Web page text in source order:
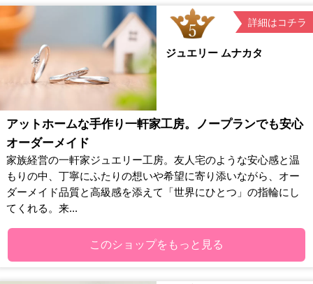
詳細はコチラ
ジュエリー ムナカタ
アットホームな手作り一軒家工房。ノープランでも安心
オーダーメイド
家族経営の一軒家ジュエリー工房。友人宅のような安心感と温
もりの中、丁寧にふたりの想いや希望に寄り添いながら、オー
ダーメイド品質と高級感を添えて「世界にひとつ」の指輪にし
てくれる。来...
このショップをもっと見る